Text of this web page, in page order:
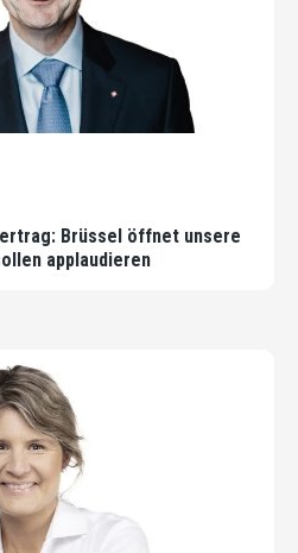
Brüssel öffnet unsere
applaudieren